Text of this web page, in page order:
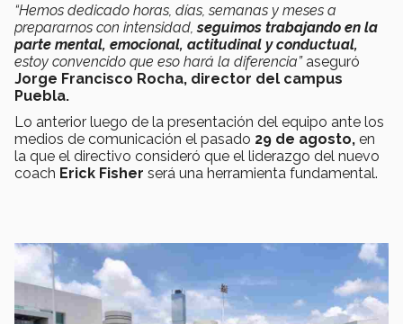
“Hemos dedicado horas, días, semanas y meses a
prepararnos con intensidad,seguimos trabajando en la
parte mental, emocional, actitudinal y conductual,
estoy convencido que eso hará la diferencia”aseguró
Jorge Francisco Rocha, director del campus
Puebla.
Lo anterior luego de la presentación del equipo ante los
medios de comunicación el pasado 29 de agosto, en
la que el directivo consideró que el liderazgo del nuevo
coach Erick Fisher será una herramienta fundamental.